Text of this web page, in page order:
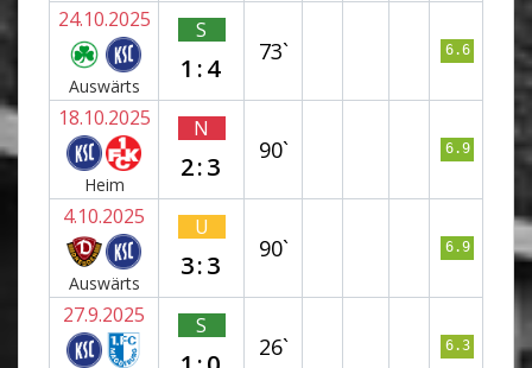
24.10.2025
Auswärts
S
1:4
73` 6.6
18.10.2025
Heim
N
2:3
90` 6.9
4.10.2025
Auswärts
U
3:3
90` 6.9
27.9.2025 S
26` 6.3